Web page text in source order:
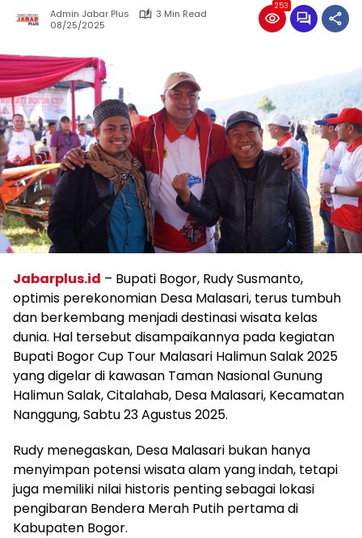
Admin Jabar Plus
3 Min Read
08/25/2025
253
Jabarplus.id – Bupati Bogor, Rudy Susmanto,
optimis perekonomian Desa Malasari, terus tumbuh
dan berkembang menjadi destinasi wisata kelas
dunia. Hal tersebut disampaikannya pada kegiatan
Bupati Bogor Cup Tour Malasari Halimun Salak 2025
yang digelar di kawasan Taman Nasional Gunung
Halimun Salak, Citalahab, Desa Malasari, Kecamatan
Nanggung, Sabtu 23 Agustus 2025.
Rudy menegaskan, Desa Malasari bukan hanya
menyimpan potensi wisata alam yang indah, tetapi
juga memiliki nilai historis penting sebagai lokasi
pengibaran Bendera Merah Putih pertama di
Kabupaten Bogor.